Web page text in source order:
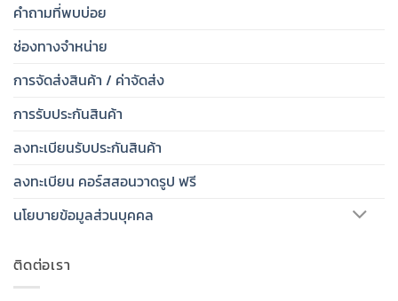
คำถามที่พบบ่อย
ช่องทางจำหน่าย
การจัดส่งสินค้า / ค่าจัดส่ง
การรับประกันสินค้า
ลงทะเบียนรับประกันสินค้า
ลงทะเบียน คอร์สสอนวาดรูป ฟรี
นโยบายข้อมูลส่วนบุคคล
ติดต่อเรา